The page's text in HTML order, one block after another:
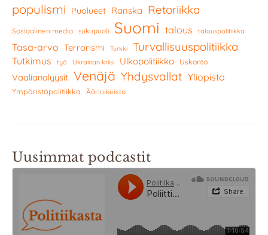
populismi Puolueet Ranska Retoriikka
Sosiaalinen media sukupuoli Suomi talous talouspolitiikka
Tasa-arvo Terrorismi Turkki Turvallisuuspolitiikka
Tutkimus työ Ukrainan kriisi Ulkopolitiikka Uskonto
Vaalianalyysit Venäjä Yhdysvallat Yliopisto
Ympäristöpolitiikka Äärioikeisto
Uusimmat podcastit